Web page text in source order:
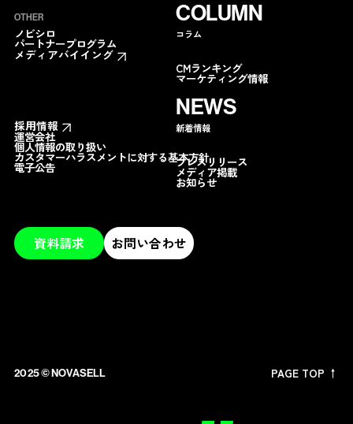
COLUMN
コラム
CMランキング
マーケティング情報
OTHER
ノビシロ
パートナープログラム
メディアバイイング
NEWS
新着情報
プレスリリース
メディア掲載
お知らせ
採用情報
運営会社
個人情報の取り扱い
カスタマーハラスメントに対する基本方針
電子公告
資料請求 お問い合わせ
2025 ©︎ NOVASELL PAGE TOP ↑